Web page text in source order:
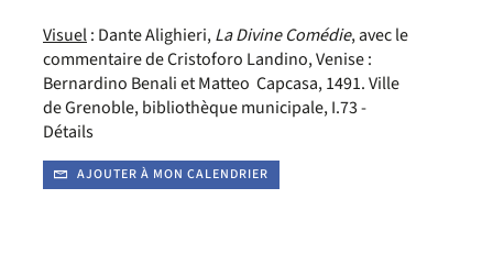
Visuel: Dante Alighieri,La Divine Comédie, avec le
commentaire de Cristoforo Landino, Venise :
Bernardino Benali et Matteo Capcasa, 1491. Ville
de Grenoble, bibliothèque municipale, I.73 -
Détails
AJOUTER À MON CALENDRIER